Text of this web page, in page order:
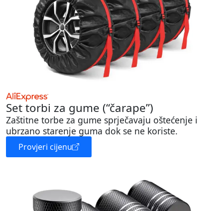
Set torbi za gume (“čarape”)
Zaštitne torbe za gume sprječavaju oštećenje i
ubrzano starenje guma dok se ne koriste.
Provjeri cijenu